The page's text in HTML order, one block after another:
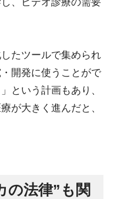
、ビデオ診療の需要
たツールで集められ
開発に使うことがで
という計画もあり、
が大きく進んだと、
の法律”も関